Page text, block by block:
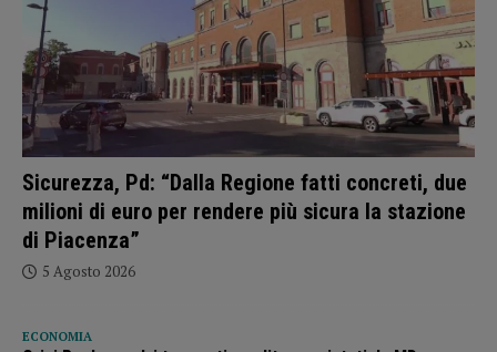
Sicurezza, Pd: “Dalla Regione fatti concreti, due
milioni di euro per rendere più sicura la stazione
di Piacenza”
5 Agosto 2026
ECONOMIA